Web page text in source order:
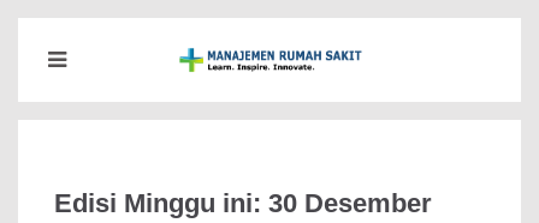
Edisi Minggu ini: 30 Desember